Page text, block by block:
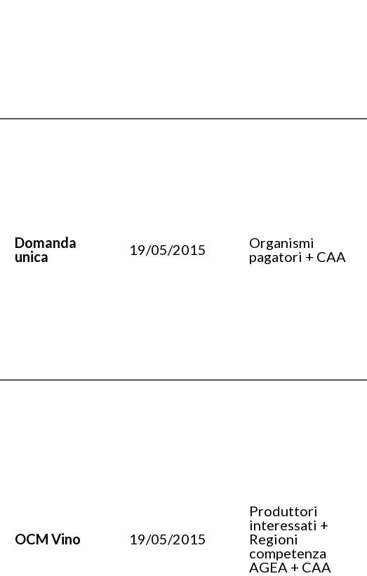
Domanda
unica
19/05/2015
Organismi
pagatori + CAA
OCM Vino 19/05/2015
Produttori
interessati +
Regioni
competenza
AGEA + CAA